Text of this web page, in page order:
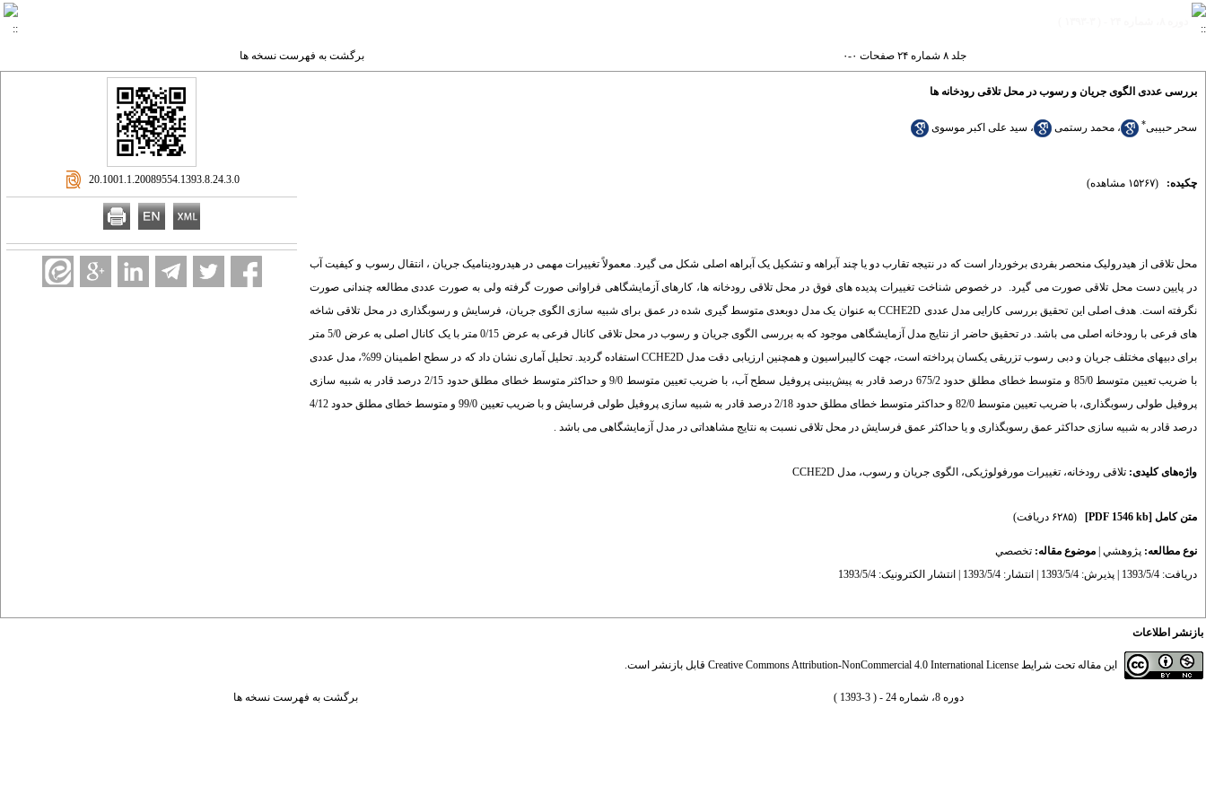
جلد ۸ شماره ۲۴ صفحات ۰-۰ برگشت به فهرست نسخه ها
بررسی عددی الگوی جریان و رسوب در محل تلاقی رودخانه ها
سحر حبیبی* ، محمد رستمی ، سید علی اکبر موسوی
چکیده: (۱۵۲۶۷ مشاهده)
محل تلاقی از هیدرولیک منحصر بفردی برخوردار است که در نتیجه تقارب دو یا چند آبراهه و تشکیل یک آبراهه اصلی شکل می گیرد. معمولاً تغییرات مهمی در هیدرودینامیک جریان ، انتقال رسوب و کیفیت آب
در پایین دست محل تلاقی صورت می گیرد.
در خصوص شناخت تغییرات پدیده های فوق در محل تلاقی رودخانه ها، کارهای آزمایشگاهی فراوانی صورت گرفته ولی به صورت عددی مطالعه چندانی صورت
نگرفته است. هدف اصلی این تحقیق بررسی کارایی مدل عددی CCHE2Dبه عنوان یک مدل دوبعدی متوسط گیری شده در عمق برای شبیه سازی الگوی جریان، فرسایش و رسوبگذاری در محل تلاقی شاخه
های فرعی با رودخانه اصلی می باشد. در تحقیق حاضر از نتایج مدل آزمایشگاهی موجود که به بررسی الگوی جریان و رسوب در محل تلاقی کانال فرعی به عرض 0/15
متر با یک کانال اصلی به عرض 5/0 متر
برای دبیهای مختلف جریان و دبی رسوب تزریقی یکسان پرداخته است، جهت کالیبراسیون و همچنین ارزیابی دقت مدل CCHE2D
استفاده گردید. تحلیل آماری نشان داد که در سطح اطمینان 99%، مدل عددی
با ضریب تعیین متوسط 85/0 و متوسط خطای مطلق حدود 675/2 درصد قادر به پیش‌بینی پروفیل سطح آب، با ضریب تعیین متوسط 9/0 و حداکثر متوسط خطا
ی مطلق حدود 2/15 درصد قادر به شب یه ساز ی
پروفیل طولی رسوبگذاری، با ضریب تعیین متوسط 82/0 و حداکثر متوسط خطا ی مطلق حدود 2/18 درصد قادر به شب یه ساز یپروفیل طولیفرسایش و با ضریب تعیین 99/0 و متوسط خطا ی
مطلق حدود 4/12
درصد قادر به شبیه سازی حداکثر عمق رسوبگذار ی و یا حداکثر عمق فرسایش در محل تلاقی نسبت به نتایج مشاهداتی در مدل آزمایشگاهی می باشد .
واژه‌های کلیدی: تلاقی رودخانه، تغییرات مورفولوژیکی، الگوی جریان و رسوب، مدل CCHE2D
متن کامل [PDF 1546 kb] (۶۲۸۵ دریافت)
نوع مطالعه: پژوهشي موضوع مقاله: تخصصي
دریافت: 1393/5/4 | پذیرش: 1393/5/4 | انتشار: 1393/5/4 | انتشار الکترونیک: 1393/5/4
‎ 20.1001.1.20089554.1393.8.24.3.0
بازنشر اطلاعات
این مقاله تحت شرایط Creative Commons Attribution-NonCommercial 4.0 International License قابل بازنشر است.
دوره 8، شماره 24 - ( 3-1393 ) برگشت به فهرست نسخه ها